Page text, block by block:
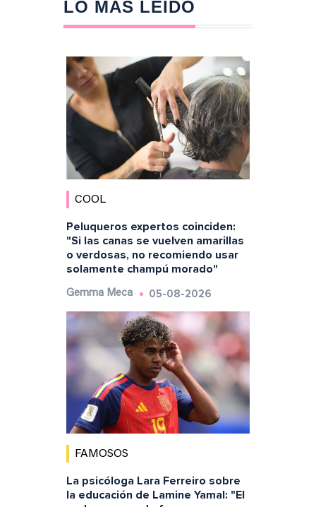
LO MÁS LEÍDO
COOL
Peluqueros expertos coinciden:
"Si las canas se vuelven amarillas
o verdosas, no recomiendo usar
solamente champú morado"
Gemma Meca 05-08-2026
FAMOSOS
La psicóloga Lara Ferreiro sobre
la educación de Lamine Yamal: "El